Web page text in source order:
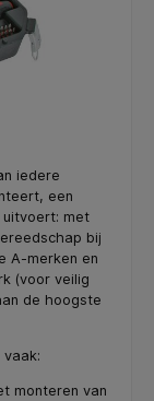
iedere
een
met
bij
A-merken en
(voor veilig
de hoogste
monteren van